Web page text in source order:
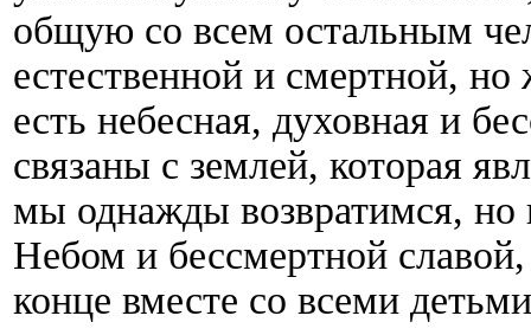
общую со всем остальным
естественной и смертной,
есть небесная, духовная и
связаны с землей, которая
мы однажды возвратимся,
Небом и бессмертной
конце вместе со всеми